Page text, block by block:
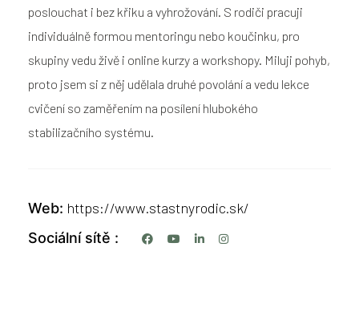
poslouchat i bez křiku a vyhrožování. S rodiči pracuji
individuálně formou mentoringu nebo koučinku, pro
skupiny vedu živě i online kurzy a workshopy. Miluji pohyb,
proto jsem si z něj udělala druhé povolání a vedu lekce
cvičení so zaměřením na posílení hlubokého
stabilizačního systému.
Web https://www.stastnyrodic.sk/
Sociální sítě